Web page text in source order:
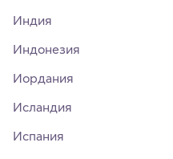
Индия
Индонезия
Иордания
Исландия
Испания